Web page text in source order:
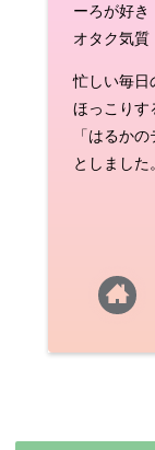
ーろが好き
オタク気質
忙しい毎日
ほっこりす
「はるかの
としました。